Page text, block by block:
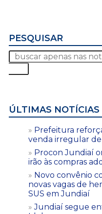
PESQUISAR
ÚLTIMAS NOTÍCIAS
Prefeitura
venda irregular
Procon Jundiaí
irão às compras
Novo convênio
novas vagas de
SUS em Jundiaí
Jundiaí segue